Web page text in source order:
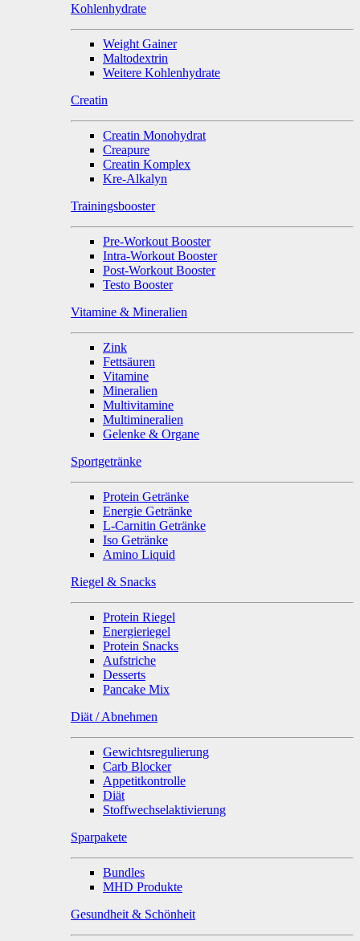
Kohlenhydrate
Weight Gainer
Maltodextrin
Weitere Kohlenhydrate
Creatin
Creatin Monohydrat
Creapure
Creatin Komplex
Kre-Alkalyn
Trainingsbooster
Pre-Workout Booster
Intra-Workout Booster
Post-Workout Booster
Testo Booster
Vitamine & Mineralien
Zink
Fettsäuren
Vitamine
Mineralien
Multivitamine
Multimineralien
Gelenke & Organe
Sportgetränke
Protein Getränke
Energie Getränke
L-Carnitin Getränke
Iso Getränke
Amino Liquid
Riegel & Snacks
Protein Riegel
Energieriegel
Protein Snacks
Aufstriche
Desserts
Pancake Mix
Diät / Abnehmen
Gewichtsregulierung
Carb Blocker
Appetitkontrolle
Diät
Stoffwechselaktivierung
Sparpakete
Bundles
MHD Produkte
Gesundheit & Schönheit